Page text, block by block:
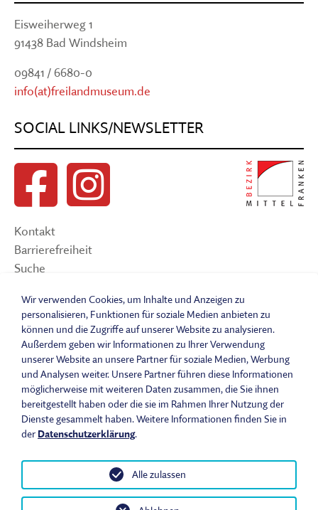
Eisweiherweg 1
91438 Bad Windsheim
09841 / 6680-0
info(at)freilandmuseum.de
SOCIAL LINKS/NEWSLETTER
Kontakt
Barrierefreiheit
Suche
Impressum
Datenschutzerklärung
Barrierefreiheitserklärung
Leichte Sprache
Widerrufsbelehrung
Vertrag widerrufen
AGB
Benutzungsordnung
© 2026 Fränkisches Freilandmuseum - Bad Windsheim | Bezirk
Wir verwenden Cookies, um Inhalte und Anzeigen zu
personalisieren, Funktionen für soziale Medien anbieten zu
können und die Zugriffe auf unserer Website zu analysieren.
Außerdem geben wir Informationen zu Ihrer Verwendung
unserer Website an unsere Partner für soziale Medien, Werbung
und Analysen weiter. Unsere Partner führen diese Informationen
möglicherweise mit weiteren Daten zusammen, die Sie ihnen
bereitgestellt haben oder die sie im Rahmen Ihrer Nutzung der
Dienste gesammelt haben. Weitere Informationen finden Sie in
der Datenschutzerklärung.
Alle zulassen